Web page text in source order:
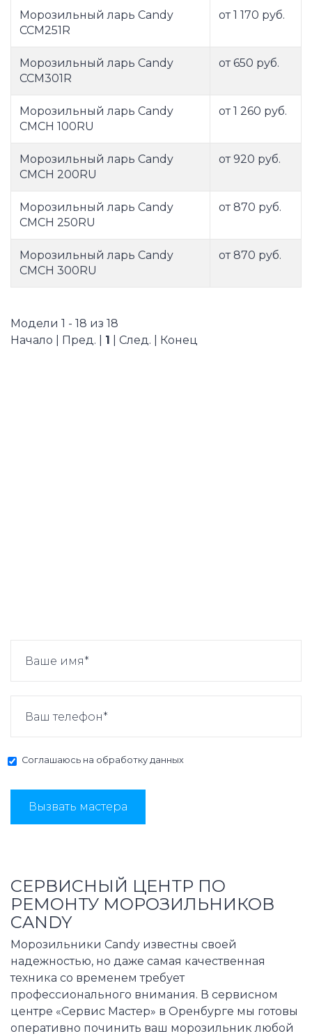
Морозильный ларь Candy
CCM251R
от 1 170 руб.
Морозильный ларь Candy
CCM301R
от 650 руб.
Морозильный ларь Candy
CMCH 100RU
от 1 260 руб.
Морозильный ларь Candy
CMCH 200RU
от 920 руб.
Морозильный ларь Candy
CMCH 250RU
от 870 руб.
Морозильный ларь Candy
CMCH 300RU
от 870 руб.
Модели 1 - 18 из 18
Начало | Пред. | 1 | След. | Конец
Соглашаюсь на обработку данных
Вызвать мастера
СЕРВИСНЫЙ ЦЕНТР ПО
РЕМОНТУ МОРОЗИЛЬНИКОВ
CANDY
Морозильники Candy известны своей
надежностью, но даже самая качественная
техника со временем требует
профессионального внимания. В сервисном
центре «Сервис Мастер» в Оренбурге мы готовы
оперативно починить ваш морозильник любой